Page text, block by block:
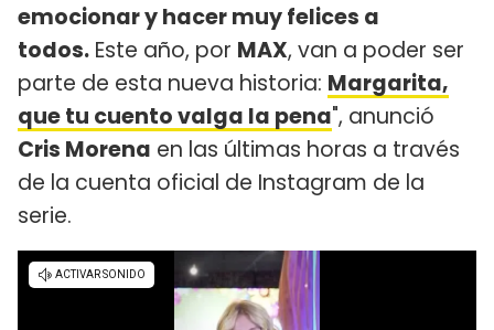
emocionar y hacer muy felices a
todos. Este año, por MAX, van a poder ser
parte de esta nueva historia: Margarita,
que tu cuento valga la pena", anunció
Cris Morena en las últimas horas a través
de la cuenta oficial de Instagram de la
serie.